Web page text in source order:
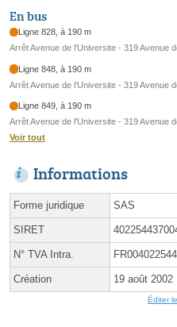
En bus
Ligne 828, à 190 m
Arrêt Avenue de l'Universite - 319 Avenue
Ligne 848, à 190 m
Arrêt Avenue de l'Universite - 319 Avenue
Ligne 849, à 190 m
Arrêt Avenue de l'Universite - 319 Avenue
Voir tout
Informations
Forme juridique SAS
SIRET
N° TVA Intra.
Création 19 août 2002
Éditer